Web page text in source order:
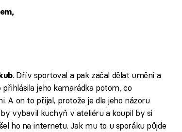
. Dřív sportoval a pak začal dělat umění a
jeho kamarádka potom, co
A on to přijal, protože je dle jeho názoru
vybavil kuchyň v ateliéru a koupil by si
ho na internetu. Jak mu to u sporáku půjde